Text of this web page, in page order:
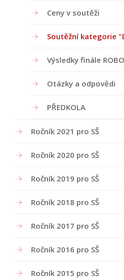
Ceny v soutěži
Soutěžní kategorie
Výsledky finále
Otázky a odpovědi
PŘEDKOLA
Ročník 2021 pro SŠ
Ročník 2020 pro SŠ
Ročník 2019 pro SŠ
Ročník 2018 pro SŠ
Ročník 2017 pro SŠ
Ročník 2016 pro SŠ
Ročník 2015 pro SŠ